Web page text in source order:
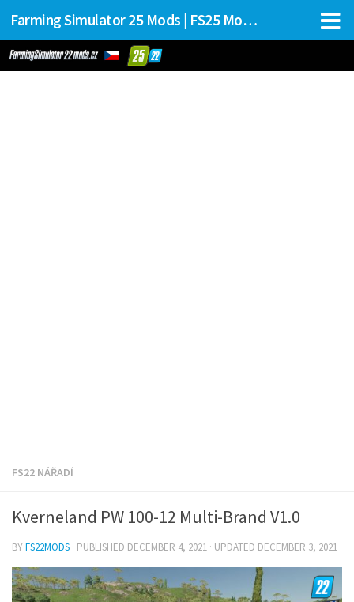
Farming Simulator 25 Mods | FS25 Mods Stahování
FS22 NÁŘADÍ
Kverneland PW 100-12 Multi-Brand V1.0
BYFS22MODS · PUBLISHED DECEMBER 4, 2021 · UPDATED DECEMBER 3, 2021